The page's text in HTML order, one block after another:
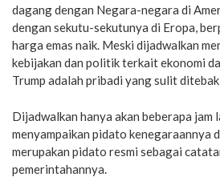
dagang dengan Negara-negara di
dengan sekutu-sekutunya di Eropa,
harga emas naik. Meski dijadwalkan
kebijakan dan politik terkait ekonomi
Trump adalah pribadi yang sulit
Dijadwalkan hanya akan beberapa jam
menyampaikan pidato kenegaraannya
merupakan pidato resmi sebagai
pemerintahannya.